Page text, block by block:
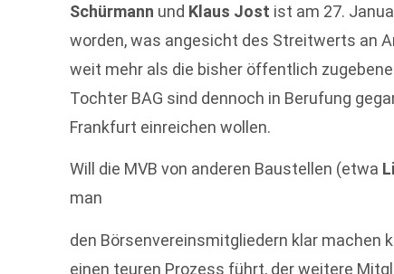
Schürmann und Klaus Jost ist am 27.
worden, was angesicht des Streitwerts an
weit mehr als die bisher öffentlich
Tochter BAG sind dennoch in Berufung
Frankfurt einreichen wollen.
Will die MVB von anderen Baustellen (etwa
man
den Börsenvereinsmitgliedern klar machen
einen teuren Prozess führt, der weitere